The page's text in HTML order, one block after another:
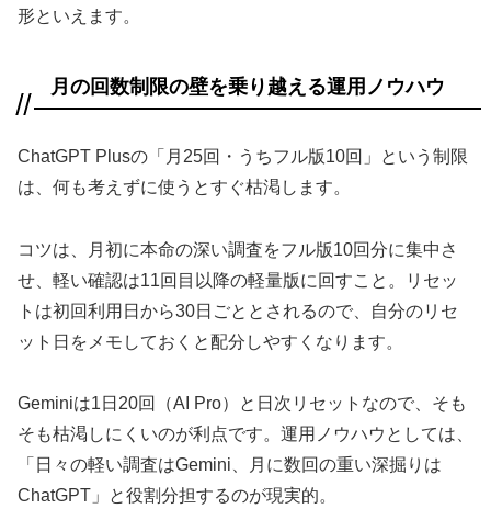
形といえます。
月の回数制限の壁を乗り越える運用ノウハウ
ChatGPT Plusの「月25回・うちフル版10回」という制限
は、何も考えずに使うとすぐ枯渇します。
コツは、月初に本命の深い調査をフル版10回分に集中さ
せ、軽い確認は11回目以降の軽量版に回すこと。リセッ
トは初回利用日から30日ごととされるので、自分のリセ
ット日をメモしておくと配分しやすくなります。
Geminiは1日20回（AI Pro）と日次リセットなので、そも
そも枯渇しにくいのが利点です。運用ノウハウとしては、
「日々の軽い調査はGemini、月に数回の重い深掘りは
ChatGPT」と役割分担するのが現実的。